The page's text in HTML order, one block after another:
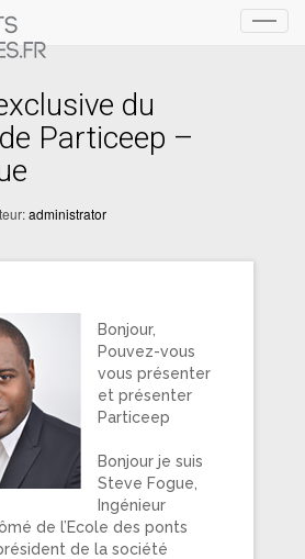
du
Particeep –
administrator
Bonjour,
Pouvez-vous
vous présenter
et présenter
Particeep
Bonjour je suis
Steve Fogue,
Ingénieur
de l’Ecole des ponts
de la société